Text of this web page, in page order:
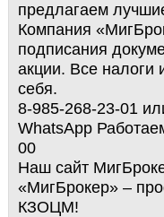
предлагаем
Компания
подписания
акции. Все налоги
себя.
8-985-268-23-01
WhatsApp
00
Наш сайт
«МигБрокер» –
КЗОЦМ!